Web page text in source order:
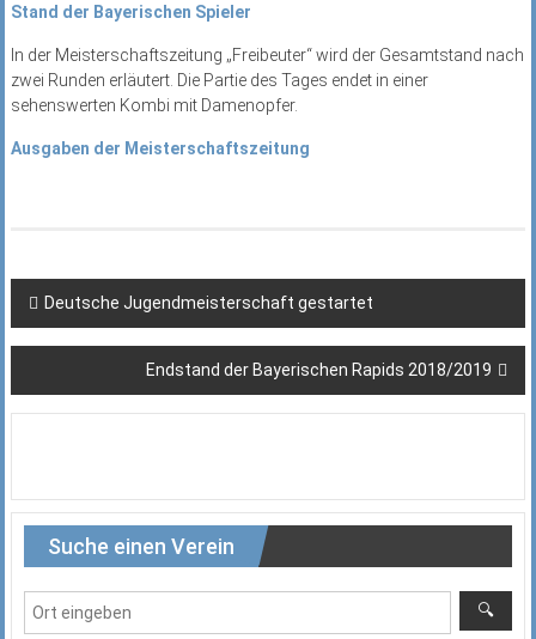
Stand der Bayerischen Spieler
In der Meisterschaftszeitung „Freibeuter“ wird der Gesamtstand nach
zwei Runden erläutert. Die Partie des Tages endet in einer
sehenswerten Kombi mit Damenopfer.
Ausgaben der Meisterschaftszeitung
Beitragsnavigation
Deutsche Jugendmeisterschaft gestartet
Endstand der Bayerischen Rapids 2018/2019
Suche einen Verein